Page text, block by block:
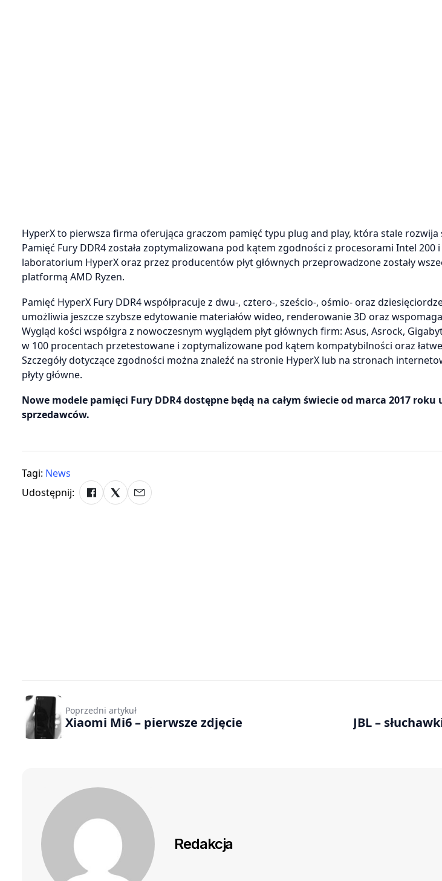
HyperX to pierwsza firma oferująca graczom pamięć typu plug and play, która stale
Pamięć Fury DDR4 została zoptymalizowana pod kątem zgodności z procesorami Intel
laboratorium HyperX oraz przez producentów płyt głównych przeprowadzone zostały
platformą AMD Ryzen.
Pamięć HyperX Fury DDR4 współpracuje z dwu-, cztero-, sześcio-, ośmio- oraz
umożliwia jeszcze szybsze edytowanie materiałów wideo, renderowanie 3D oraz
Wygląd kości współgra z nowoczesnym wyglądem płyt głównych firm: Asus, Asrock,
w 100 procentach przetestowane i zoptymalizowane pod kątem kompatybilności oraz
Szczegóły dotyczące zgodności można znaleźć na stronie HyperX lub na stronach
płyty główne.
Nowe modele pamięci Fury DDR4 dostępne będą na całym świecie od marca 2017
sprzedawców.
Tagi: News
Udostępnij:
Poprzedni artykuł
Xiaomi Mi6 – pierwsze zdjęcie JBL –
Redakcja